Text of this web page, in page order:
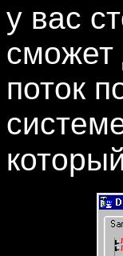
у вас
сможет
поток